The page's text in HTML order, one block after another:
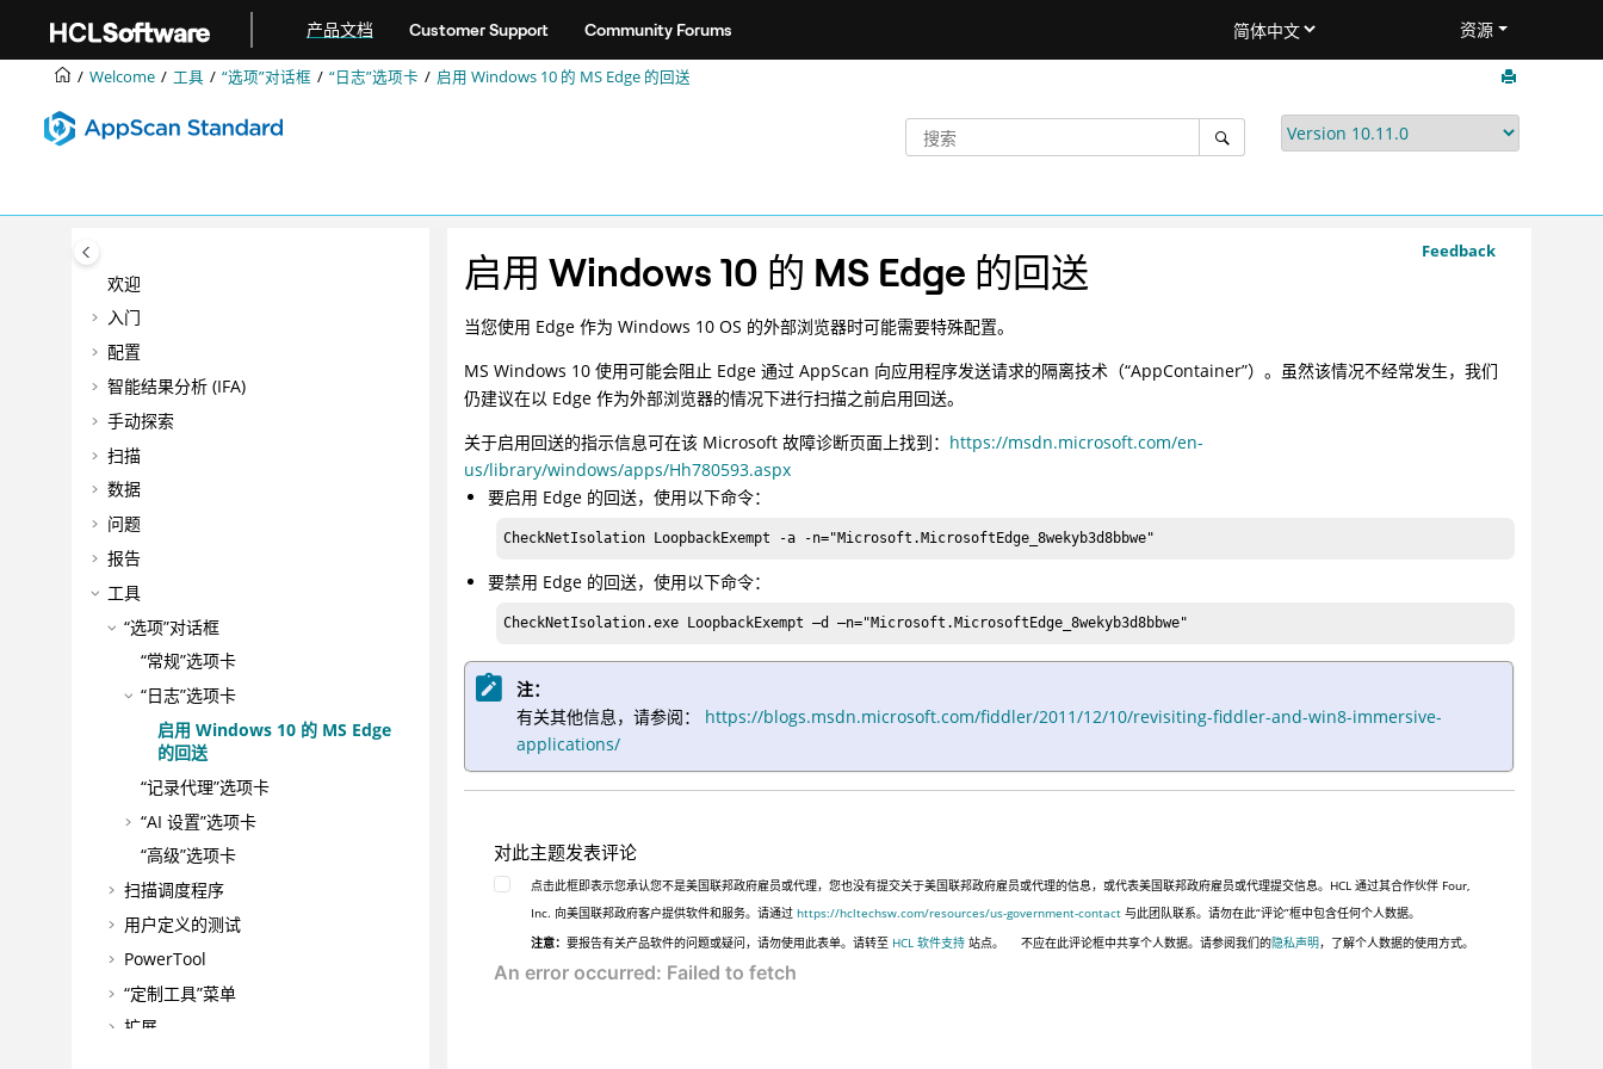
产品文档 Customer Support Community Forums 资源
Welcome 工具 “选项”对话框 “日志”选项卡 启用 Windows 10 的 MS Edge 的回送
欢迎
入门
配置
智能结果分析 (IFA)
手动探索
扫描
数据
问题
报告
工具
“选项”对话框
“常规”选项卡
“日志”选项卡
启用 Windows 10 的 MS Edge
的回送
“记录代理”选项卡
“AI 设置”选项卡
“高级”选项卡
扫描调度程序
用户定义的测试
PowerTool
“定制工具”菜单
扩展
Feedback
启用 Windows 10 的 MS Edge 的回送
当您使用 Edge 作为 Windows 10 OS 的外部浏览器时可能需要特殊配置。
MS Windows 10 使用可能会阻止 Edge 通过 AppScan 向应用程序发送请求的隔离技术（“AppContainer”）。虽然该情况不经常发生，我们
仍建议在以 Edge 作为外部浏览器的情况下进行扫描之前启用回送。
关于启用回送的指示信息可在该 Microsoft 故障诊断页面上找到： https://msdn.microsoft.com/en-
us/library/windows/apps/Hh780593.aspx
要启用 Edge 的回送，使用以下命令：
CheckNetIsolation LoopbackExempt -a -n="Microsoft.MicrosoftEdge_8wekyb3d8bbwe"
要禁用 Edge 的回送，使用以下命令：
CheckNetIsolation.exe LoopbackExempt –d –n="Microsoft.MicrosoftEdge_8wekyb3d8bbwe"
注：
有关其他信息，请参阅： https://blogs.msdn.microsoft.com/fiddler/2011/12/10/revisiting-fiddler-and-win8-immersive-
applications/
对此主题发表评论
点击此框即表示您承认您不是美国联邦政府雇员或代理，您也没有提交关于美国联邦政府雇员或代理的信息，或代表美国联邦政府雇员或代理提交信息。HCL 通过其合作伙伴 Four,
Inc. 向美国联邦政府客户提供软件和服务。请通过https://hcltechsw.com/resources/us-government-contact 与此团队联系。请勿在此“评论”框中包含任何个人数据。
注意：要报告有关产品软件的问题或疑问，请勿使用此表单。请转至 HCL 软件支持 站点。 不应在此评论框中共享个人数据。请参阅我们的隐私声明，了解个人数据的使用方式。